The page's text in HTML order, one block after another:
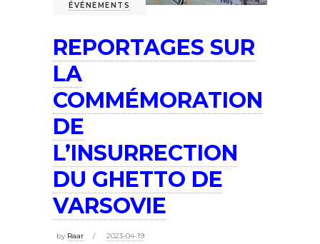
ÉVÉNEMENTS
REPORTAGES SUR
LA
COMMÉMORATION
DE
L’INSURRECTION
DU GHETTO DE
VARSOVIE
by Raar 2023-04-19